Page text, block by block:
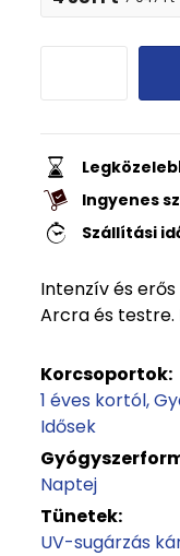
Ingyenes
Szállítási
Intenzív és
Arcra és testre.
Korcsoportok:
1 éves kortól
Idősek
Naptej
Tünetek:
UV-sugárzás